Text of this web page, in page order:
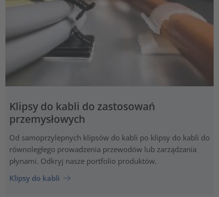
Klipsy do kabli do zastosowań
przemysłowych
Od samoprzylepnych klipsów do kabli po klipsy do kabli do
równoległego prowadzenia przewodów lub zarządzania
płynami. Odkryj nasze portfolio produktów.
Klipsy do kabli